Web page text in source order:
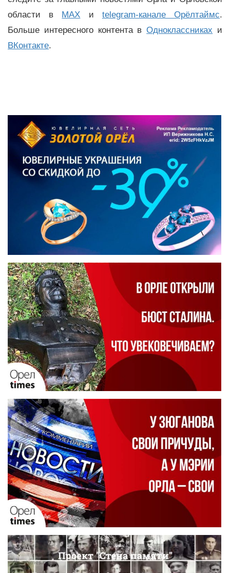
области в MAX и telegram-канале Орёлтаймс.
Больше интересного контента вОдноклассниках и
ВКонтакте.